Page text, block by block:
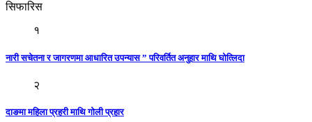
सिफारिस
१
नारी सचेतना र जागरणमा आधारित उपन्यास ” परिवर्तित अनुहार माथि घोत्लिदा
२
दाङमा महिला प्रहरी माथि गाेली प्रहार